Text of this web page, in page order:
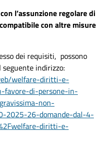
l’assunzione regolare di
con altre misure
dei requisiti, possono
indirizzo:
welfare-diritti-e-
di-persone-in-
non-
2025-26-domande-dal-4-
diritti-e-